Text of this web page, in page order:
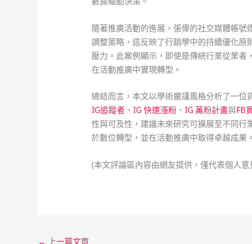
隨著推廣活動的進展，張偉的社交媒體帳
調整策略，這反映了行銷學中的持續優化
壓力。此案例顯示，即使是傳統行業從業者
在活動推廣中實現轉型。
總結而言，本文以學術嚴謹風格分析了一
IG追蹤者、 IG 快速漲粉、 IG 萬粉計畫與FB
性與可及性，建議未來研究可擴展至不同
於數位轉型，並在活動推廣中取得卓越成果。
(本文評論區內容由網友提供，僅代表個人
← 上一篇文章